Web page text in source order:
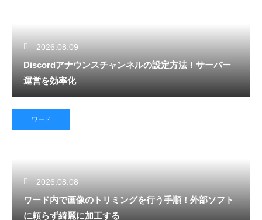
2026.08.09
Discordアナウンスチャンネルの設定方法！サーバー
運営を効率化
ワード
2026.08.08
ワード内で画像のトリミングを行う手順！外部ソフト
に頼らず綺麗に加工する